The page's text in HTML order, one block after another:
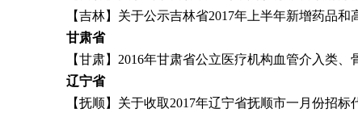
【吉林】关于公示吉林省2017年上半年新增药品
甘肃省
【甘肃】2016年甘肃省公立医疗机构血管介入类
辽宁省
【抚顺】关于收取2017年辽宁省抚顺市一月份招